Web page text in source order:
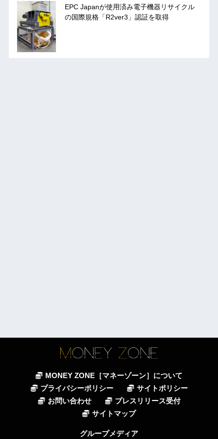
EPC Japanが使用済み電子機器リサイクル
の国際規格「R2ver3」認証を取得
MONEY ZONE［マネーゾーン］について
プライバシーポリシー
サイトポリシー
お問い合わせ
プレスリリース受付
サイトマップ
グループメディア